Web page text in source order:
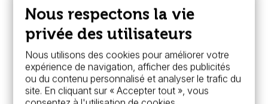
Paiement sécurisé
FAQ
Boutique à Angers
Services
Carte fidélité & avantages
Chèque cadeau, bon cadeaux
Devis & bon de commande
Nous respectons la vie
privée des utilisateurs
Nous utilisons des cookies pour améliorer votre
expérience de navigation, afficher des publicités
ou du contenu personnalisé et analyser le trafic du
site. En cliquant sur « Accepter tout », vous